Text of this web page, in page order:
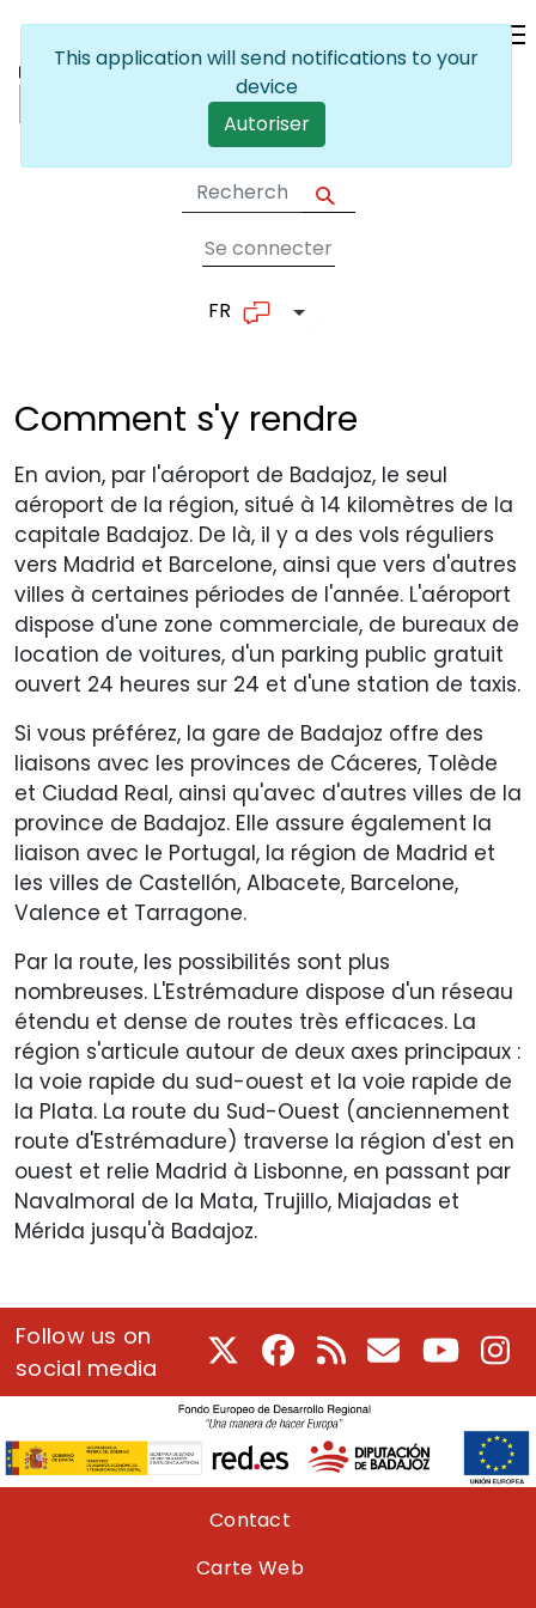
User account
Se connecter
FR List additional actions
Comment s'y rendre
En avion, par l'aéroport de Badajoz, le seul
aéroport de la région, situé à 14 kilomètres de la
capitale Badajoz. De là, il y a des vols réguliers
vers Madrid et Barcelone, ainsi que vers d'autres
villes à certaines périodes de l'année. L'aéroport
dispose d'une zone commerciale, de bureaux de
location de voitures, d'un parking public gratuit
ouvert 24 heures sur 24 et d'une station de taxis.
Si vous préférez, la gare de Badajoz offre des
liaisons avec les provinces de Cáceres, Tolède
et Ciudad Real, ainsi qu'avec d'autres villes de la
province de Badajoz. Elle assure également la
liaison avec le Portugal, la région de Madrid et
les villes de Castellón, Albacete, Barcelone,
Valence et Tarragone.
Par la route, les possibilités sont plus
nombreuses. L'Estrémadure dispose d'un réseau
étendu et dense de routes très efficaces. La
région s'articule autour de deux axes principaux :
la voie rapide du sud-ouest et la voie rapide de
la Plata. La route du Sud-Ouest (anciennement
route d'Estrémadure) traverse la région d'est en
ouest et relie Madrid à Lisbonne, en passant par
Navalmoral de la Mata, Trujillo, Miajadas et
Mérida jusqu'à Badajoz.
Follow us on
social media
Facebook
RSS CourrielYoutube
Pie de páginaContact
Carte Web
This application will send notifications to your
device
Autoriser